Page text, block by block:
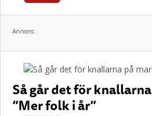
Annons:
Så går det för
”Mer folk i år”